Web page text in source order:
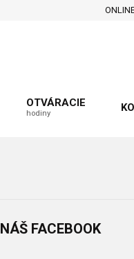
OTVÁRACIE
hodiny
NÁŠ FACEBOOK